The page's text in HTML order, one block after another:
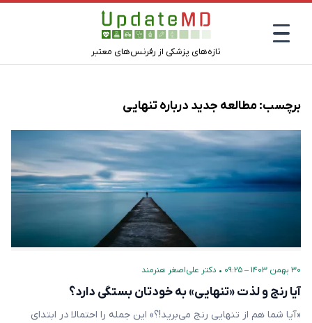
تازه‌های پزشکی از رفرنس‌های معتبر
برچسب:مطالعه جدید درباره تنهایی
۳۰ بهمن ۱۴۰۳ – ۰۹:۲۵ • دکتر علی‌اصغر هنرمند
آیا رنج و لذت «تنهایی» به خودتان بستگی دارد؟
«آیا شما هم از تنهایی رنج می‌برید!؟» این جمله را احتمالا در ابتدای